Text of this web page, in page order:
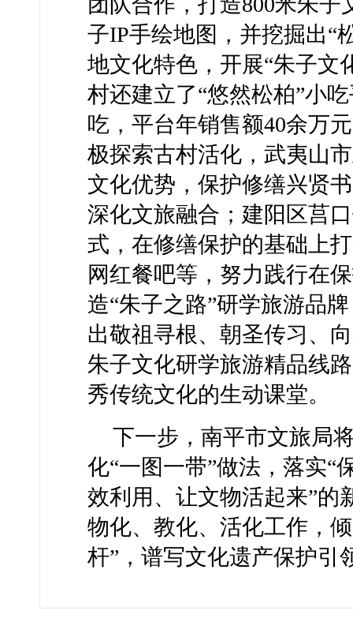
子IP手绘地图，并挖掘出“
地文化特色，开展“朱子文
村还建立了“悠然松柏”小
吃，平台年销售额40余万
极探索古村活化，武夷山
文化优势，保护修缮兴贤
深化文旅融合；建阳区莒
式，在修缮保护的基础上
网红餐吧等，努力践行在
造“朱子之路”研学旅游品
出敬祖寻根、朝圣传习、
朱子文化研学旅游精品线
秀传统文化的生动课堂。
下一步，南平市文旅局
化“一图一带”做法，落实“
效利用、让文物活起来”的
物化、教化、活化工作，
杆”，谱写文化遗产保护引